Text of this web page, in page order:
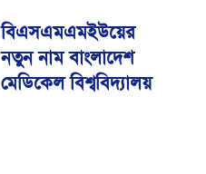
বিএসএমএমইউয়ের
নতুন নাম বাংলাদেশ
মেডিকেল বিশ্ববিদ্যালয়